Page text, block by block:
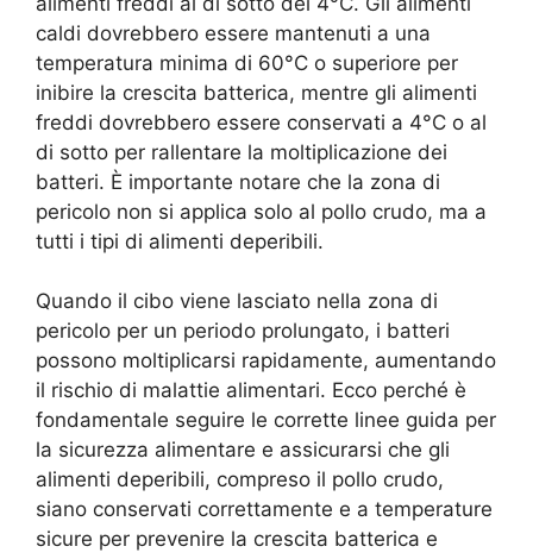
caldi dovrebbero essere mantenuti a una
temperatura minima di 60°C o superiore per
inibire la crescita batterica, mentre gli alimenti
freddi dovrebbero essere conservati a 4°C o al
di sotto per rallentare la moltiplicazione dei
batteri. È importante notare che la zona di
pericolo non si applica solo al pollo crudo, ma a
tutti i tipi di alimenti deperibili.
Quando il cibo viene lasciato nella zona di
pericolo per un periodo prolungato, i batteri
possono moltiplicarsi rapidamente, aumentando
il rischio di malattie alimentari. Ecco perché è
fondamentale seguire le corrette linee guida per
la sicurezza alimentare e assicurarsi che gli
alimenti deperibili, compreso il pollo crudo,
siano conservati correttamente e a temperature
sicure per prevenire la crescita batterica e